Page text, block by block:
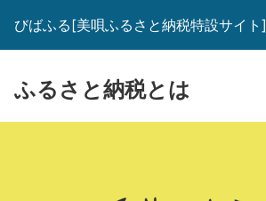
びばふる[美唄ふるさと納税特設サイト]
ふるさと納税とは